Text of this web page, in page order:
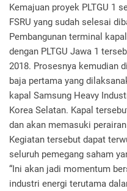
Kemajuan proyek PLTGU 1
FSRU yang sudah selesai
Pembangunan terminal
dengan PLTGU Jawa 1
2018. Prosesnya kemudian
baja pertama yang
kapal Samsung Heavy
Korea Selatan. Kapal
dan akan memasuki
Kegiatan tersebut dapat
seluruh pemegang saham
“Ini akan jadi momentum
industri energi terutama